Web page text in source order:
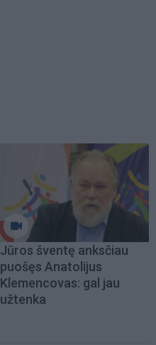
Jūros šventę anksčiau
puošęs Anatolijus
Klemencovas: gal jau
užtenka